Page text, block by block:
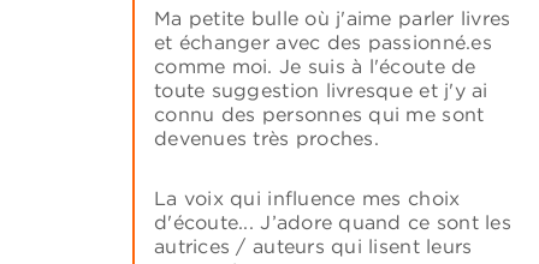
Ma petite bulle où j'aime parler livres
et échanger avec des passionné.es
comme moi. Je suis à l'écoute de
toute suggestion livresque et j'y ai
connu des personnes qui me sont
devenues très proches.
La voix qui influence mes choix
d'écoute... J’adore quand ce sont les
autrices / auteurs qui lisent leurs